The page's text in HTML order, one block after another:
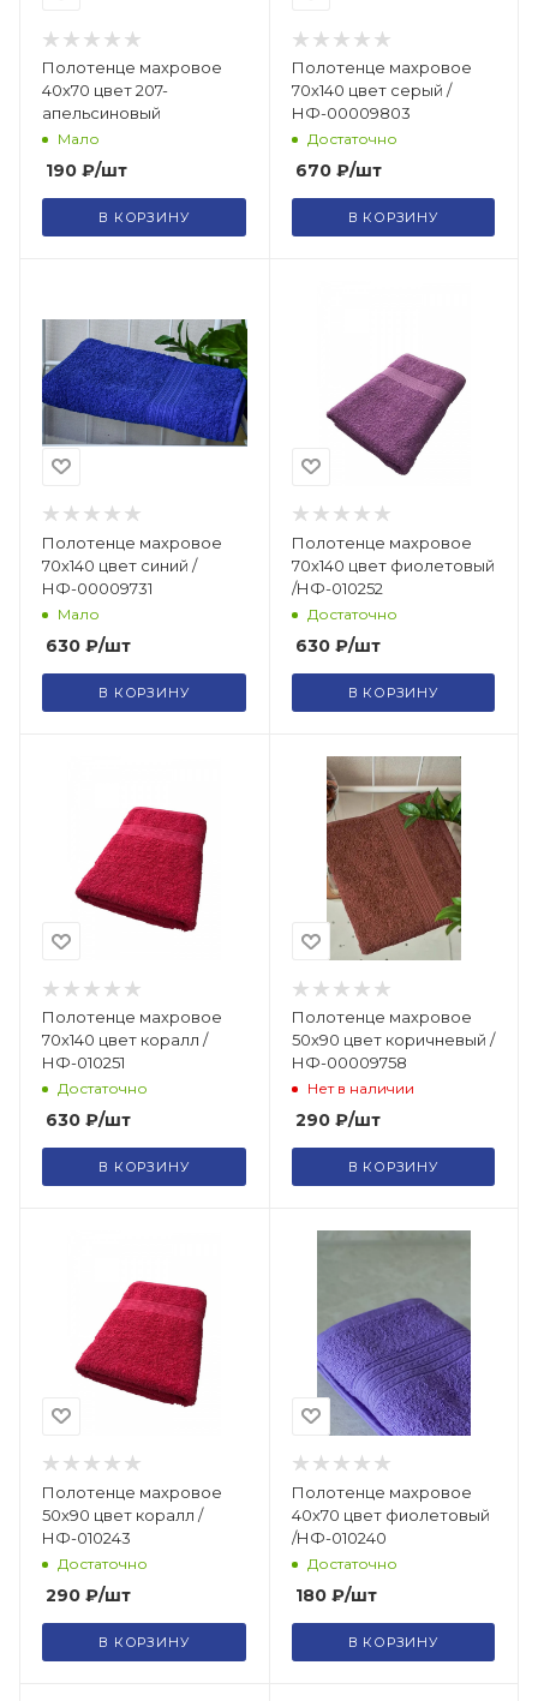
Полотенце махровое
40х70 цвет 207-
апельсиновый
Мало
190 ₽/шт
В КОРЗИНУ
Полотенце махровое
70х140 цвет серый /
НФ-00009803
Достаточно
670₽/шт
В КОРЗИНУ
Полотенце махровое
70х140 цвет синий /
НФ-00009731
Мало
630 ₽/шт
В КОРЗИНУ
Полотенце махровое
70х140 цвет фиолетовый
/НФ-010252
Достаточно
630₽/шт
В КОРЗИНУ
Полотенце махровое
70х140 цвет коралл /
НФ-010251
Достаточно
630 ₽/шт
В КОРЗИНУ
Полотенце махровое
50х90 цвет коричневый /
НФ-00009758
Нет в наличии
290₽/шт
В КОРЗИНУ
Полотенце махровое
50х90 цвет коралл /
НФ-010243
Достаточно
290 ₽/шт
В КОРЗИНУ
Полотенце махровое
40х70 цвет фиолетовый
/НФ-010240
Достаточно
180₽/шт
В КОРЗИНУ